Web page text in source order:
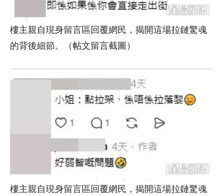
樓主親自現身留言區回覆網民，揭開這場拉鏈驚魂
的背後細節。（帖文留言截圖）
樓主親自現身留言區回覆網民，揭開這場拉鏈驚魂